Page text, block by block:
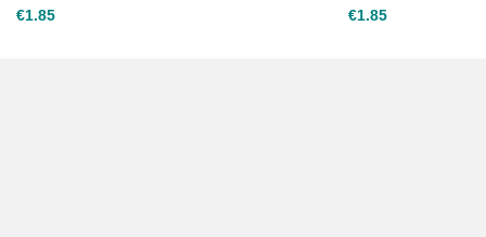
€1.85 €1.85